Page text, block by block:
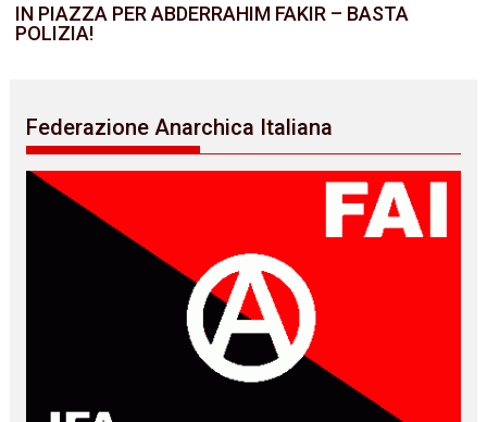
IN PIAZZA PER ABDERRAHIM FAKIR – BASTA
POLIZIA!
Federazione Anarchica Italiana